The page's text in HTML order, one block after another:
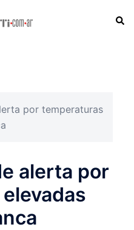
por temperaturas
alerta por